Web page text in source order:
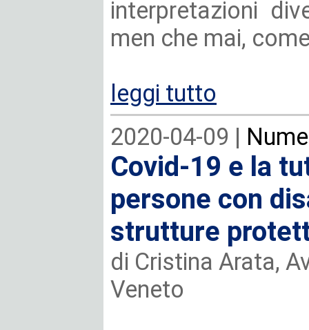
interpretazioni
men che mai,
leggi tutto
2020-04-09 |
Covid-19 e la
persone con
strutture
di Cristina Arata,
Veneto